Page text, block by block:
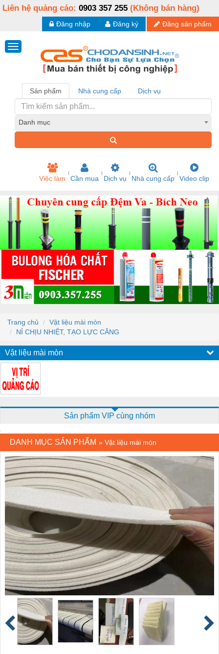
Liên hệ quảng cáo: 0903 357 255 (Không bán hàng)
Đăng sản phẩm
Đăng ký
Đăng nhập
Sản phẩm Nhà cung cấp Dịch vụ
Danh mục
Việc làm Cần mua Dịch vụ Nhà cung cấp Video clip
Trang chủ
Vật liệu mài mòn
NỈ CHỊU NHIỆT, TẠO LỰC CĂNG
Vật liệu mài mòn
Sản phẩm VIP cùng nhóm
DANH MỤC SẢN PHẨM » Vật liệu mài mòn